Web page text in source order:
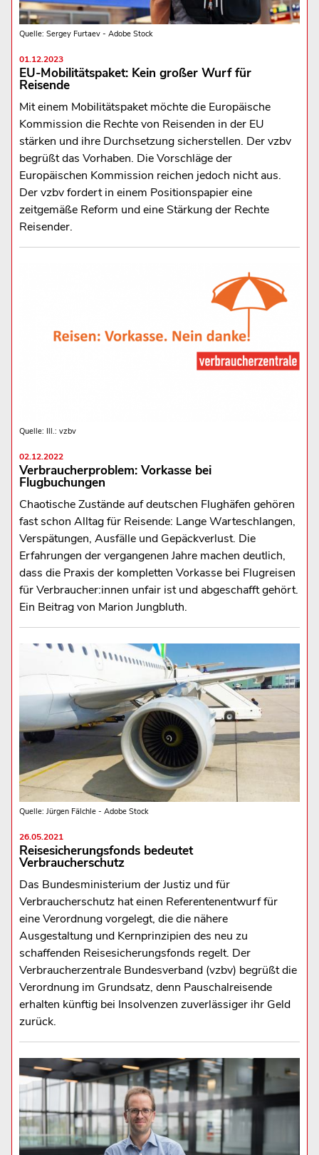
Quelle: Sergey Furtaev - Adobe Stock
01.12.2023
EU-Mobilitätspaket: Kein großer Wurf für
Reisende
Mit einem Mobilitätspaket möchte die Europäische
Kommission die Rechte von Reisenden in der EU
stärken und ihre Durchsetzung sicherstellen. Der vzbv
begrüßt das Vorhaben. Die Vorschläge der
Europäischen Kommission reichen jedoch nicht aus.
Der vzbv fordert in einem Positionspapier eine
zeitgemäße Reform und eine Stärkung der Rechte
Reisender.
Quelle: Ill.: vzbv
02.12.2022
Verbraucherproblem: Vorkasse bei
Flugbuchungen
Chaotische Zustände auf deutschen Flughäfen gehören
fast schon Alltag für Reisende: Lange Warteschlangen,
Verspätungen, Ausfälle und Gepäckverlust. Die
Erfahrungen der vergangenen Jahre machen deutlich,
dass die Praxis der kompletten Vorkasse bei Flugreisen
für Verbraucher:innen unfair ist und abgeschafft gehört.
Ein Beitrag von Marion Jungbluth.
Quelle: Jürgen Fälchle - Adobe Stock
26.05.2021
Reisesicherungsfonds bedeutet
Verbraucherschutz
Das Bundesministerium der Justiz und für
Verbraucherschutz hat einen Referentenentwurf für
eine Verordnung vorgelegt, die die nähere
Ausgestaltung und Kernprinzipien des neu zu
schaffenden Reisesicherungsfonds regelt. Der
Verbraucherzentrale Bundesverband (vzbv) begrüßt die
Verordnung im Grundsatz, denn Pauschalreisende
erhalten künftig bei Insolvenzen zuverlässiger ihr Geld
zurück.